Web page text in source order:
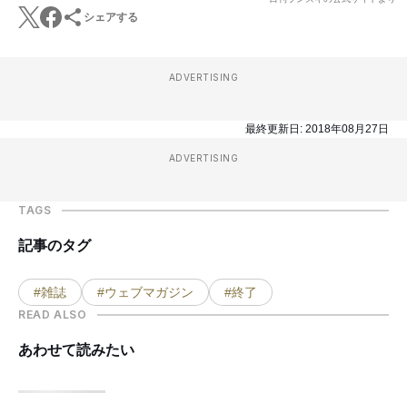
シェアする
ADVERTISING
最終更新日: 2018年08月27日
ADVERTISING
TAGS
記事のタグ
#雑誌 #ウェブマガジン #終了
READ ALSO
あわせて読みたい